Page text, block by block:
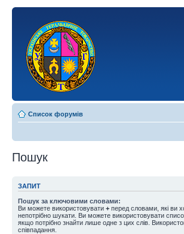
Список форумів
Пошук
ЗАПИТ
Пошук за ключовими словами:
Ви можете використовувати + перед словами, які ви
непотрібно шукати. Ви можете використовувати
якщо потрібно знайти лише одне з цих слів.
співпадання.